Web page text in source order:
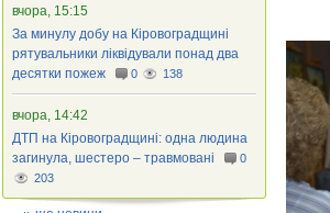
вчора, 15:15
За минулу добу на Кіровоградщині
рятувальники ліквідували понад два
десятки пожеж
0 138
вчора, 14:42
ДТП на Кіровоградщині: одна людина
загинула, шестеро – травмовані
0
203